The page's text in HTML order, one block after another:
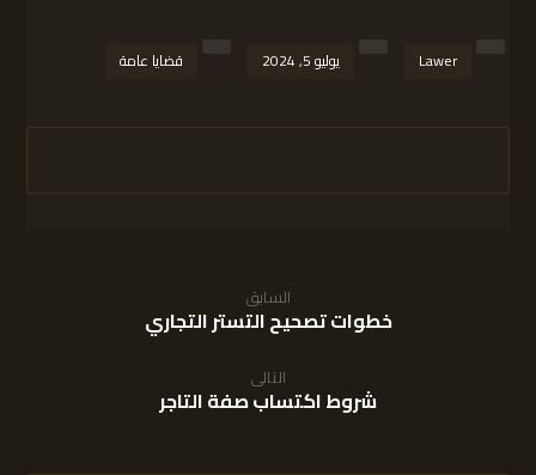
Lawer يوليو 5, 2024 قضايا عامة
السابق
خطوات تصحيح التستر التجاري
التالى
شروط اكتساب صفة التاجر